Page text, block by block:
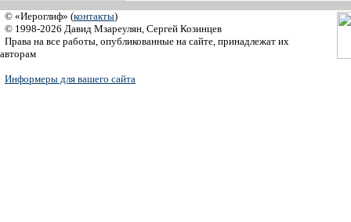
© «Иероглиф» (контакты)
© 1998-2026 Давид Мзареулян, Сергей Козинцев
Права на все работы, опубликованные на сайте, принадлежат их
авторам
Информеры для вашего сайта